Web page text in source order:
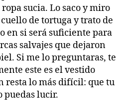
sucia. Lo saco y miro
de tortuga y trato de
en si será suficiente para
salvajes que dejaron
Si me lo preguntaras, te
este es el vestido
resta lo más difícil: que tu
puedas lucir.